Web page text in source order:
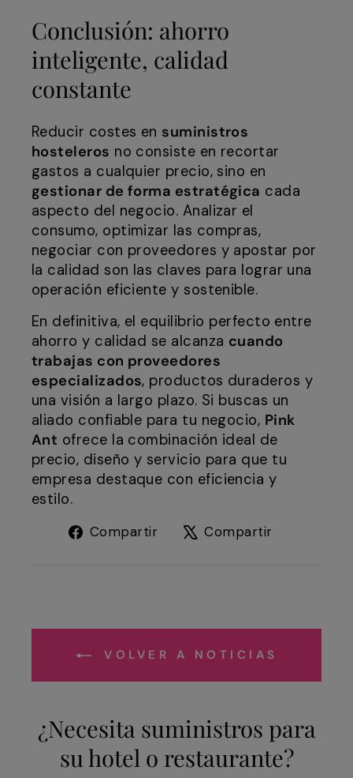
Conclusión: ahorro
inteligente, calidad
constante
Reducir costes en suministros
hosteleros no consiste en recortar
gastos a cualquier precio, sino en
gestionar de forma estratégica cada
aspecto del negocio. Analizar el
consumo, optimizar las compras,
negociar con proveedores y apostar por
la calidad son las claves para lograr una
operación eficiente y sostenible.
En definitiva, el equilibrio perfecto entre
ahorro y calidad se alcanza cuando
trabajas con proveedores
especializados, productos duraderos y
una visión a largo plazo. Si buscas un
aliado confiable para tu negocio, Pink
Ant ofrece la combinación ideal de
precio, diseño y servicio para que tu
empresa destaque con eficiencia y
estilo.
Compartir
Compartir
Compartir
VOLVER A NOTICIAS
¿Necesita suministros para
su hotel o restaurante?